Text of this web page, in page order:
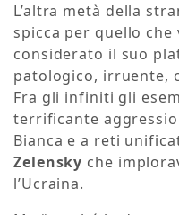
L’altra metà della
spicca per quello
considerato il suo
patologico, irruente,
Fra gli infiniti gli
terrificante
Bianca e a reti
Zelensky che
l’Ucraina.